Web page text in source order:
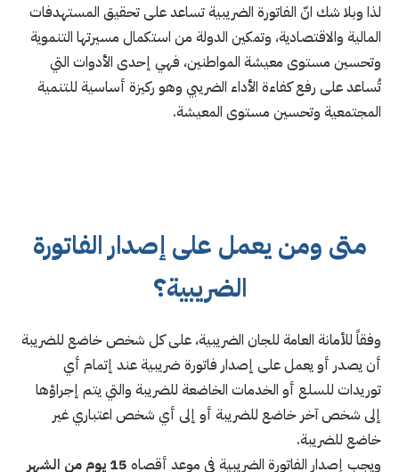
لذا وبلا شك انّ الفاتورة الضريبية تساعد على تحقيق المستهدفات
المالية والاقتصادية، وتمكين الدولة من استكمال مسيرتها التنموية
وتحسين مستوى معيشة المواطنين، فهي إحدى الأدوات التي
تُساعد على رفع كفاءة الأداء الضريبي وهو ركيزة أساسية للتنمية
المجتمعية وتحسين مستوى المعيشة.
متى ومن يعمل على إصدار الفاتورة
الضريبية؟
وفقاً للأمانة العامة للجان الضريبية، على كل شخص خاضع للضريبة
أن يصدر أو يعمل على إصدار فاتورة ضريبية عند إتمام أي
توريدات للسلع أو الخدمات الخاضعة للضريبة والتي يتم إجراؤها
إلى شخص آخر خاضع للضريبة أو إلى أي شخص اعتباري غير
خاضع للضريبة.
ويجب إصدار الفاتورة الضريبية في موعد أقصاه
15 يوم من الشهر